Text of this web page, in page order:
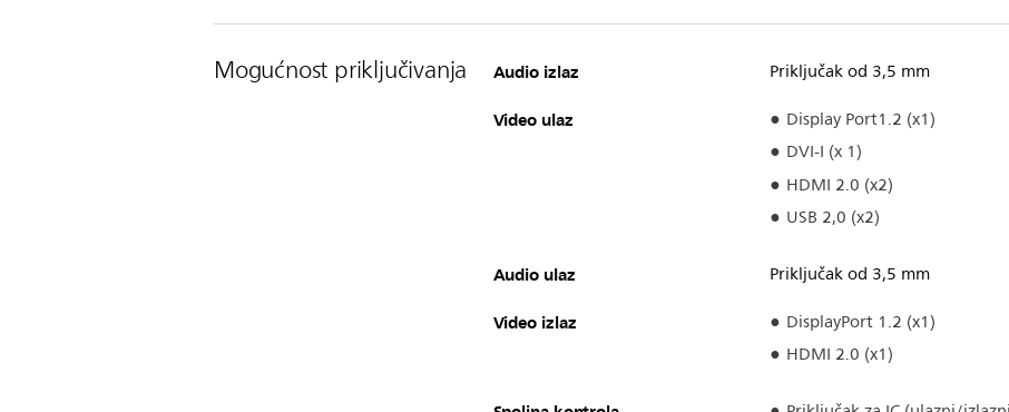
Mogućnost priključivanja Audio izlaz Priključak od 3,5 mm
Video ulaz
Display Port1.2 (x1)
DVI-I (x 1)
HDMI 2.0 (x2)
USB 2,0 (x2)
Audio ulaz Priključak od 3,5 mm
Video izlaz
DisplayPort 1.2 (x1)
HDMI 2.0 (x1)